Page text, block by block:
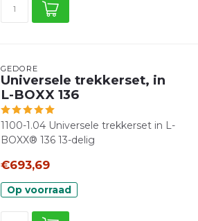
GEDORE
Universele trekkerset, in
L-BOXX 136
1100-1.04 Universele trekkerset in L-
BOXX® 136 13-delig
€693,69
Op voorraad